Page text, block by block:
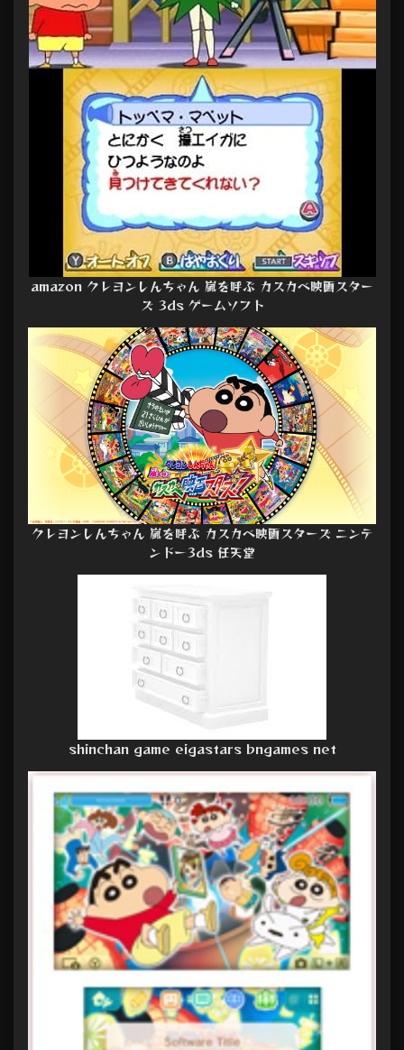
amazon クレヨンしんちゃん 嵐を呼ぶ カスカベ映画スター
ズ 3ds ゲームソフト
クレヨンしんちゃん 嵐を呼ぶ カスカベ映画スターズ ニンテ
ンドー3ds 任天堂
shinchan game eigastars bngames net